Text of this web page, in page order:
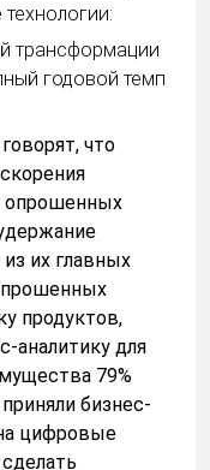
трансформации
годовой темп
что
опрошенных
их главных
продуктов,
аналитику для
79%
бизнес-
цифровые